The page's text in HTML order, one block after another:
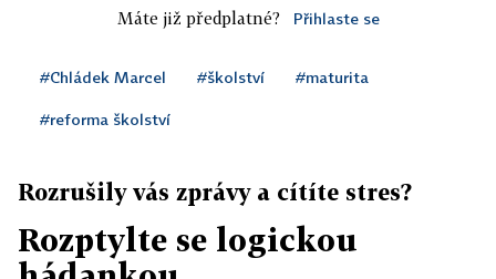
Máte již předplatné? Přihlaste se
#Chládek Marcel #školství #maturita
#reforma školství
Rozrušily vás zprávy a cítíte stres?
Rozptylte se logickou